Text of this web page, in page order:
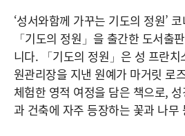
‘성서와함께 가꾸는 기도의 정원’
「기도의 정원」을 출간한 도서출
니다. 「기도의 정원」은 성 프란치
원관리장을 지낸 원예가 마거릿 로
체험한 영적 여정을 담은 책으로,
과 건축에 자주 등장하는 꽃과 나무